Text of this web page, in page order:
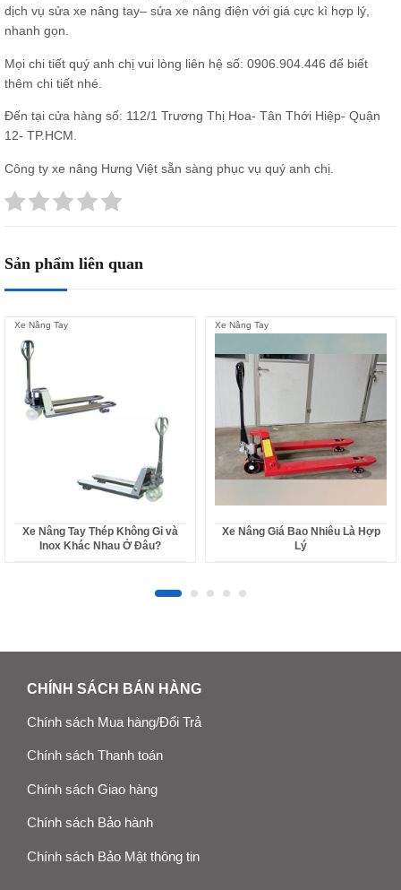
dịch vụ sửa xe nâng tay– sửa xe nâng điện với giá cực kì hợp lý,
nhanh gọn.
Mọi chi tiết quý anh chị vui lòng liên hệ số: 0906.904.446 để biết
thêm chi tiết nhé.
Đến tại cửa hàng số: 112/1 Trương Thị Hoa- Tân Thới Hiệp- Quận
12- TP.HCM.
Công ty xe nâng Hưng Việt sẵn sàng phục vụ quý anh chị.
Sản phẩm liên quan
Xe Nâng Tay
Xe Nâng Tay Thép Không Gỉ và
Inox Khác Nhau Ở Đâu?
Xe Nâng Tay
Xe Nâng Giá Bao Nhiêu Là Hợp
Lý
CHÍNH SÁCH BÁN HÀNG
Chính sách Mua hàng/Đổi Trả
Chính sách Thanh toán
Chính sách Giao hàng
Chính sách Bảo hành
Chính sách Bảo Mật thông tin